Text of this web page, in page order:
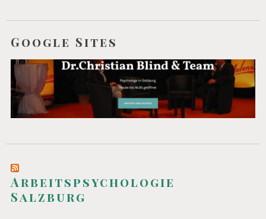
Google Sites
Arbeitspsychologie
Salzburg